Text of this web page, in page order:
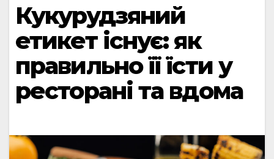
Кукурудзяний
етикет існує: як
правильно її їсти у
ресторані та вдома